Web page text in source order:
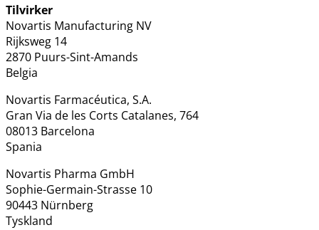
Tilvirker
Novartis Manufacturing NV
Rijksweg 14
2870 Puurs-Sint-Amands
Belgia
Novartis Farmacéutica, S.A.
Gran Via de les Corts Catalanes, 764
08013 Barcelona
Spania
Novartis Pharma GmbH
Sophie-Germain-Strasse 10
90443 Nürnberg
Tyskland